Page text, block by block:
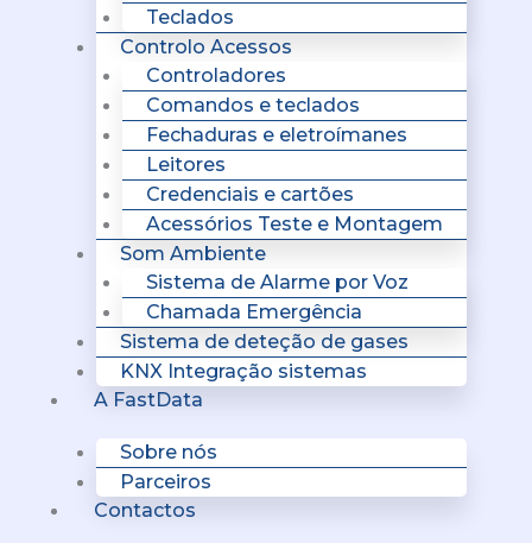
Teclados
Controlo Acessos
Controladores
Comandos e teclados
Fechaduras e eletroímanes
Leitores
Credenciais e cartões
Acessórios Teste e Montagem
Som Ambiente
Sistema de Alarme por Voz
Chamada Emergência
Sistema de deteção de gases
KNX Integração sistemas
A FastData
Sobre nós
Parceiros
Contactos